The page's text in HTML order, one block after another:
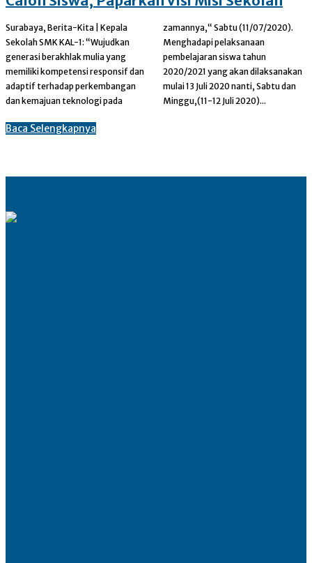
Surabaya, Berita-Kita | Kepala
Sekolah SMK KAL-1: “Wujudkan
generasi berakhlak mulia yang
memiliki kompetensi responsif dan
adaptif terhadap perkembangan
dan kemajuan teknologi pada
zamannya,“ Sabtu (11/07/2020).
Menghadapi pelaksanaan
pembelajaran siswa tahun
2020/2021 yang akan dilaksanakan
mulai 13 Juli 2020 nanti, Sabtu dan
Minggu,(11-12 Juli 2020)...
Baca Selengkapnya